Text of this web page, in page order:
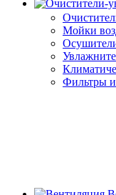
Мойки
Фильтры